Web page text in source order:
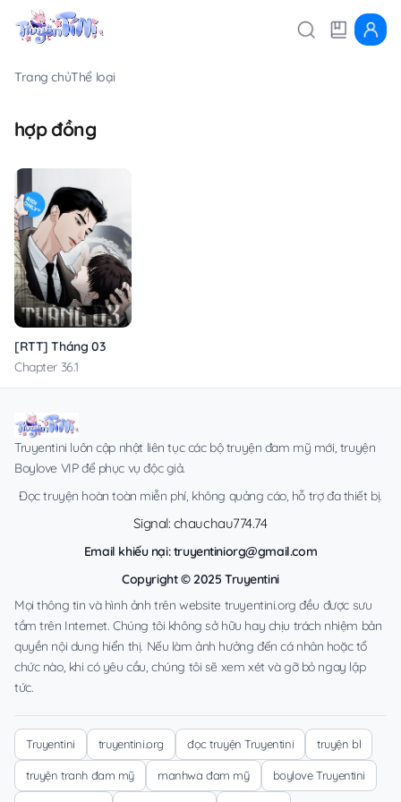
Trang chủThể loại
hợp đồng
[RTT] Tháng 03
Chapter 36.1
Truyentini luôn cập nhật liên tục các bộ truyện đam mỹ mới, truyện
Boylove VIP để phục vụ độc giả.
Đọc truyện hoàn toàn miễn phí, không quảng cáo, hỗ trợ đa thiết bị.
Signal: chauchau774.74
Email khiếu nại:truyentiniorg@gmail.com
Copyright © 2025 Truyentini
Mọi thông tin và hình ảnh trên website truyentini.org đều được sưu
tầm trên Internet. Chúng tôi không sở hữu hay chịu trách nhiệm bản
quyền nội dung hiển thị. Nếu làm ảnh hưởng đến cá nhân hoặc tổ
chức nào, khi có yêu cầu, chúng tôi sẽ xem xét và gỡ bỏ ngay lập
tức.
Truyentini truyentini.org đọc truyện Truyentini truyện bl
truyện tranh đam mỹ manhwa đam mỹ boylove Truyentini